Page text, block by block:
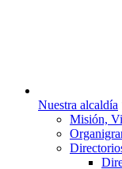
Nuestra alcaldía
Misión,